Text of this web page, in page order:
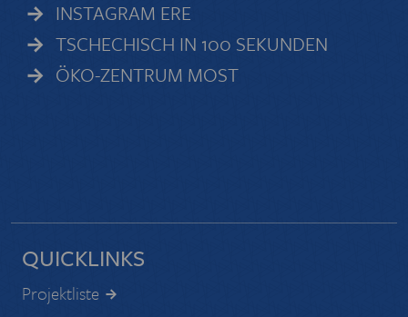
INSTAGRAM ERE
TSCHECHISCH IN 100 SEKUNDEN
ÖKO-ZENTRUM MOST
QUICKLINKS
Projektliste